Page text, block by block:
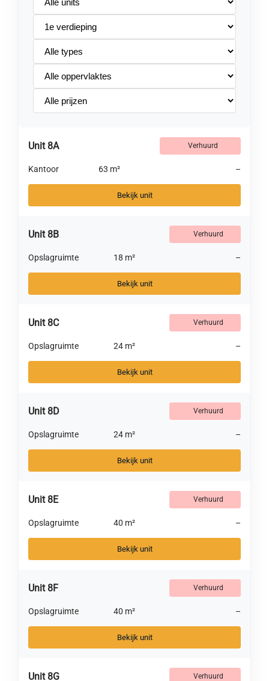
unit
Unit 8A Verhuurd
Kantoor 63 m² –
Bekijk unit
Unit 8B Verhuurd
Opslagruimte 18 m² –
Bekijk unit
Unit 8C Verhuurd
Opslagruimte 24 m² –
Bekijk unit
Unit 8D Verhuurd
Opslagruimte 24 m² –
Bekijk unit
Unit 8E Verhuurd
Opslagruimte 40 m² –
Bekijk unit
Unit 8F Verhuurd
Opslagruimte 40 m² –
Bekijk unit
Unit 8G Verhuurd